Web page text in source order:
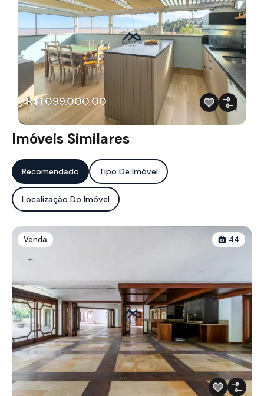
R$1.099.000,00
Imóveis Similares
Recomendado Tipo De Imóvel
Localização Do Imóvel
Venda 44